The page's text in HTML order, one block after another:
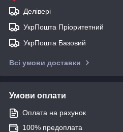
Делівері
УкрПошта Пріоритетний
УкрПошта Базовий
Всі умови доставки
Умови оплати
Оплата на рахунок
100% предоплата